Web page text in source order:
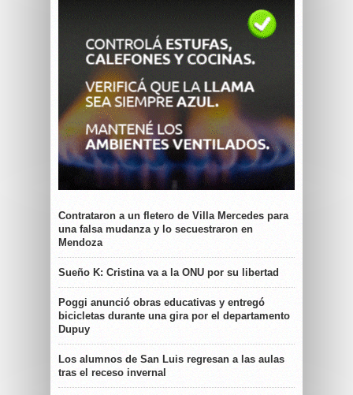
Contrataron a un fletero de Villa Mercedes para
una falsa mudanza y lo secuestraron en
Mendoza
Sueño K: Cristina va a la ONU por su libertad
Poggi anunció obras educativas y entregó
bicicletas durante una gira por el departamento
Dupuy
Los alumnos de San Luis regresan a las aulas
tras el receso invernal